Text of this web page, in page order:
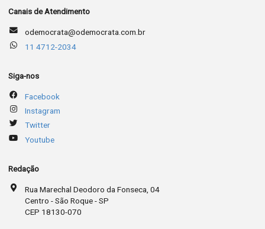
Canais de Atendimento
odemocrata@odemocrata.com.br
11 4712-2034
Siga-nos
Facebook
Instagram
Twitter
Youtube
Redação
Rua Marechal Deodoro da Fonseca, 04
Centro - São Roque - SP
CEP 18130-070